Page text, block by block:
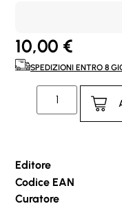
10,00 €
SPEDIZIONI ENTRO 8
Editore
Codice EAN
Curatore